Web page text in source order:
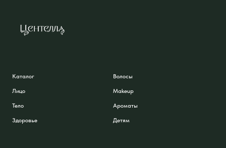
Каталог
Лицо
Тело
Здоровье
Волосы
Makeup
Ароматы
Детям